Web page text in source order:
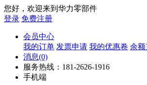
您好，欢迎来到华力零部件
登录 免费注册
会员中心
我的订单 发票申请 我的优惠卷 余额
消息(0)
服务热线：181-2626-1916
手机端